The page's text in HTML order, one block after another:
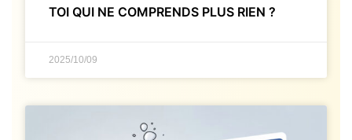
TOI QUI NE COMPRENDS PLUS RIEN ?
2025/10/09